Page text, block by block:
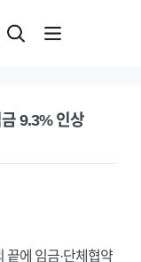
9.3% 인상
끝에 임금·단체협약